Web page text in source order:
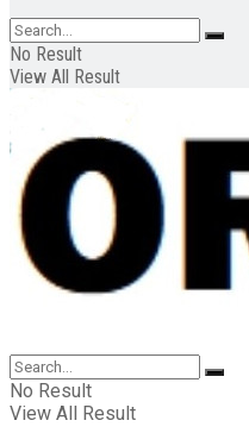
No Result
View All Result
No Result
View All Result